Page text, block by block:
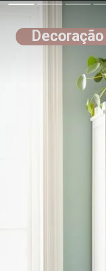
Decoração